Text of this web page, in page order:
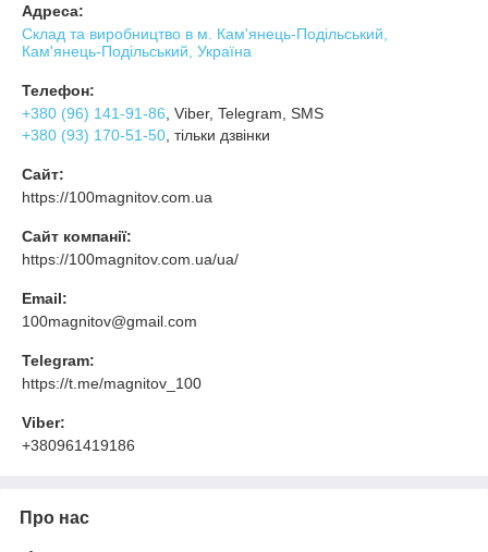
Адреса:
Склад та виробництво в м. Кам'янець-Подільський,
Кам'янець-Подільський, Україна
Телефон:
+380 (96) 141-91-86 , Viber, Telegram, SMS
+380 (93) 170-51-50 , тільки дзвінки
Сайт:
https://100magnitov.com.ua
Сайт компанії:
https://100magnitov.com.ua/ua/
Email:
100magnitov@gmail.com
Telegram:
https://t.me/magnitov_100
Viber:
+380961419186
Про нас